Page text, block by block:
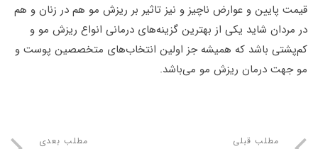
قیمت پایین و عوارض ناچیز و نیز تاثیر بر ریزش مو هم در زنان و هم
در مردان شاید یکی از بهترین گزینه‌های درمانی انواع ریزش مو و
کم‌پشتی باشد که همیشه جز اولین انتخاب‌های متخصصین پوست و
مو جهت درمان ریزش مو می‌باشد.
مطلب قبلی مطلب بعدی